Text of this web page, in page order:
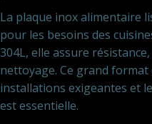
La plaque inox alimentaire
pour les besoins des
304L, elle assure
nettoyage. Ce grand
installations exigeantes et
est essentielle.